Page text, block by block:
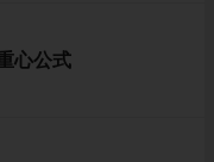
心公式